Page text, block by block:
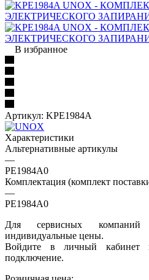
В избранное
Артикул: KPE1984A
Характеристики
Альтернативные артикулы
—
PE1984A0
Комплектация (комплект
—
PE1984A0
Для сервисных
индивидуальные цены.
Войдите в личный кабинет
подключение.